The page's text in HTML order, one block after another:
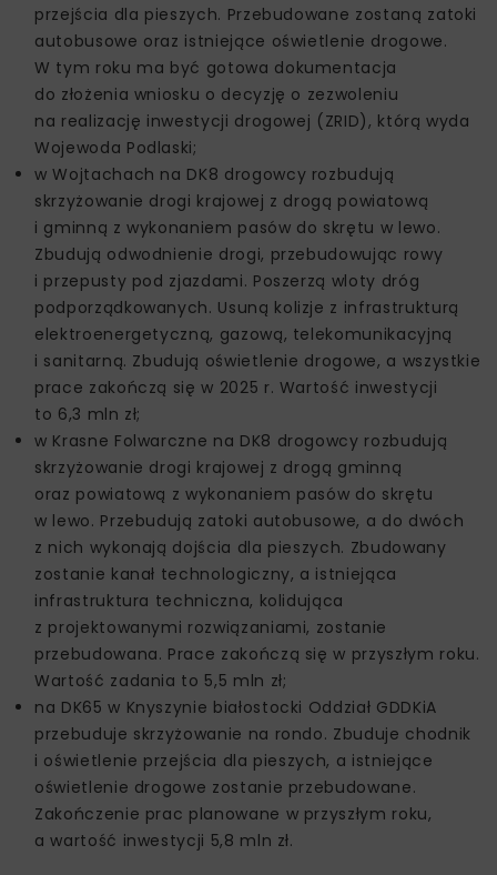
przejścia dla pieszych. Przebudowane zostaną zatoki
autobusowe oraz istniejące oświetlenie drogowe.
W tym roku ma być gotowa dokumentacja
do złożenia wniosku o decyzję o zezwoleniu
na realizację inwestycji drogowej (ZRID), którą wyda
Wojewoda Podlaski;
w Wojtachach na DK8 drogowcy rozbudują
skrzyżowanie drogi krajowej z drogą powiatową
i gminną z wykonaniem pasów do skrętu w lewo.
Zbudują odwodnienie drogi, przebudowując rowy
i przepusty pod zjazdami. Poszerzą wloty dróg
podporządkowanych. Usuną kolizje z infrastrukturą
elektroenergetyczną, gazową, telekomunikacyjną
i sanitarną. Zbudują oświetlenie drogowe, a wszystkie
prace zakończą się w 2025 r. Wartość inwestycji
to 6,3 mln zł;
w Krasne Folwarczne na DK8 drogowcy rozbudują
skrzyżowanie drogi krajowej z drogą gminną
oraz powiatową z wykonaniem pasów do skrętu
w lewo. Przebudują zatoki autobusowe, a do dwóch
z nich wykonają dojścia dla pieszych. Zbudowany
zostanie kanał technologiczny, a istniejąca
infrastruktura techniczna, kolidująca
z projektowanymi rozwiązaniami, zostanie
przebudowana. Prace zakończą się w przyszłym roku.
Wartość zadania to 5,5 mln zł;
na DK65 w Knyszynie białostocki Oddział GDDKiA
przebuduje skrzyżowanie na rondo. Zbuduje chodnik
i oświetlenie przejścia dla pieszych, a istniejące
oświetlenie drogowe zostanie przebudowane.
Zakończenie prac planowane w przyszłym roku,
a wartość inwestycji 5,8 mln zł.